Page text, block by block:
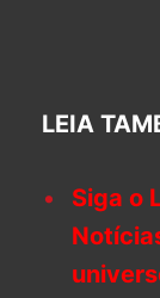
LEIA
Siga o